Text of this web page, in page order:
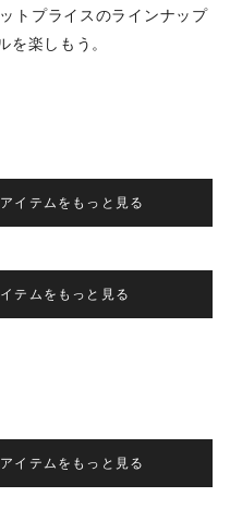
トプライスのラインナップ
を楽しもう。
イテムをもっと見る
テムをもっと見る
イテムをもっと見る